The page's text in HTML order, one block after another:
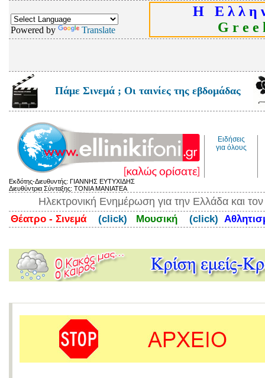
Powered by Translate
Η Ε λ λ η
G r e e
Πάμε Σινεμά ; Οι ταινίες της εβδομάδας
Ειδήσεις
για όλους
Εκδότης-Διευθυντής: ΓΙΑΝΝΗΣ ΕΥΤΥΧΙΔΗΣ
Διευθύντρια Σύνταξης: ΤΟΝΙΑ ΜΑΝΙΑΤΕΑ
Ηλεκτρονική Ενημέρωση για την Ελλάδα και
Θέατρο - Σινεμά (click) Μουσική (click)